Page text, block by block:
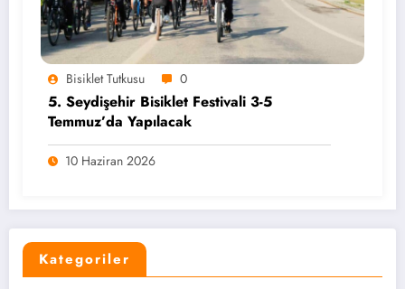
Bisiklet Tutkusu 0
5. Seydişehir Bisiklet Festivali 3-5
Temmuz’da Yapılacak
10 Haziran 2026
Kategoriler